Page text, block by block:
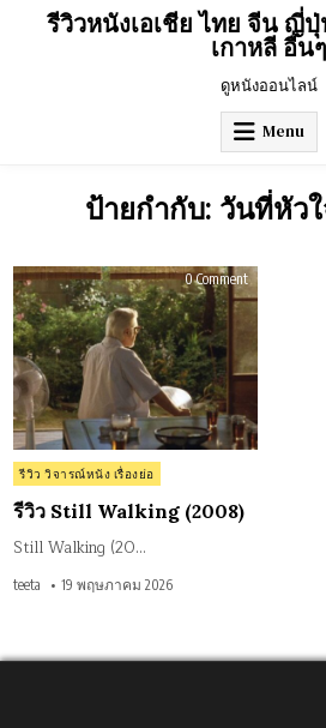
รีวิวหนังเอเชีย ไทย จีน ญี่
เกาหลี อื่นๆ
ดูหนังออนไลน์
Menu
ป้ายกำกับ: วันที่หัว
0 Commenton
รีวิว
Still
Posted
in
รีวิว วิจารณ์หนัง เรื่องย่อ
รีวิว Still Walking (2008)
Still Walking (20…
teeta 19 พฤษภาคม 2026